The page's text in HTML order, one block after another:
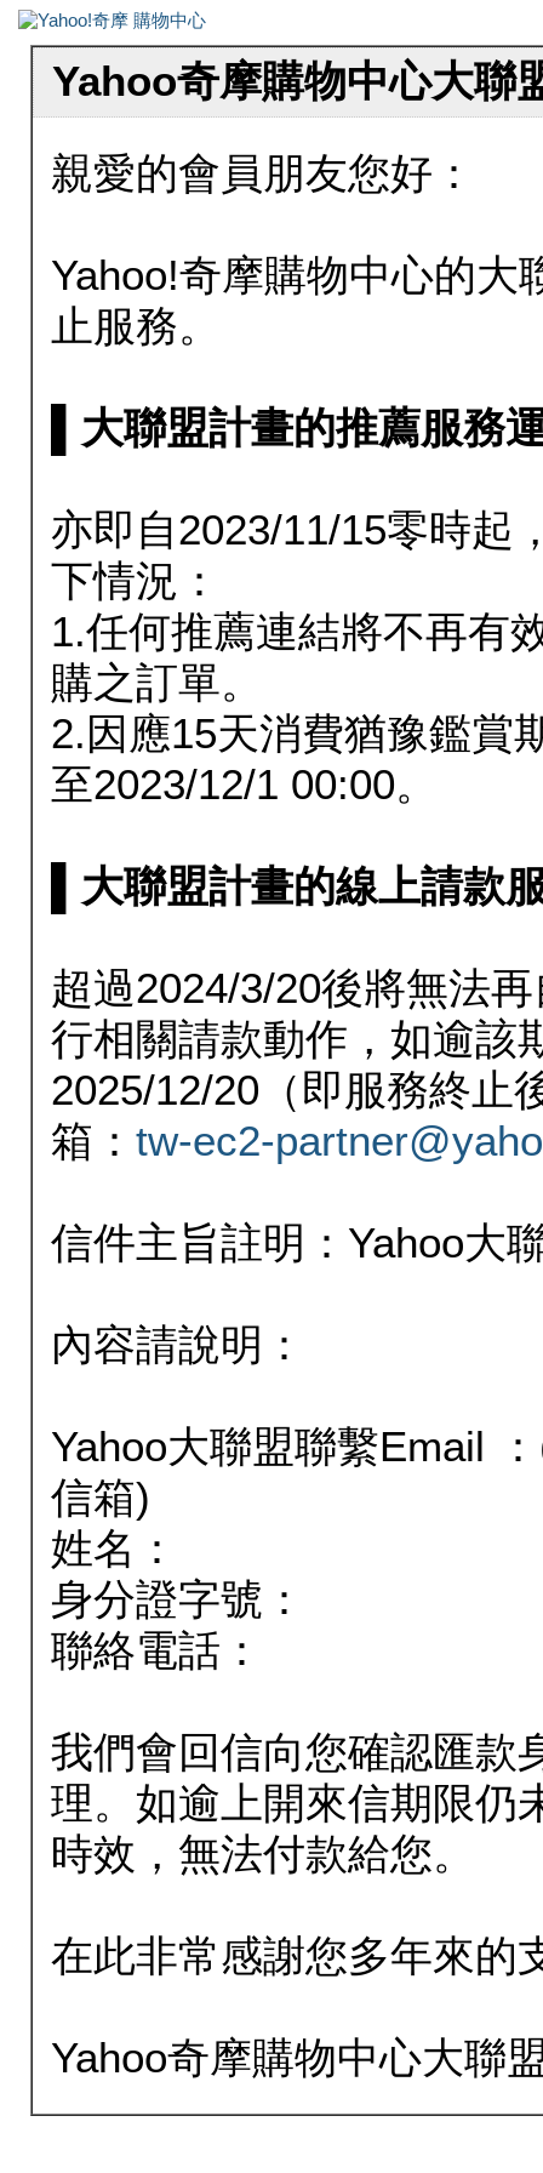
Yahoo奇摩購物中心大聯
親愛的會員朋友您好：
Yahoo!奇摩購物中心的大
止服務。
▌大聯盟計畫的推薦服務
亦即自2023/11/15零時起
下情況：
1.任何推薦連結將不再有
購之訂單。
2.因應15天消費猶豫鑑賞
至2023/12/1 00:00。
▌大聯盟計畫的線上請款
超過2024/3/20後將無法
行相關請款動作，如逾該
2025/12/20（即服務終止
箱： tw-ec2-
信件主旨註明：Yahoo大
內容請說明：
Yahoo大聯盟聯繫Email
信箱)
姓名：
身分證字號：
聯絡電話：
我們會回信向您確認匯款
理。如逾上開來信期限仍
時效，無法付款給您。
在此非常感謝您多年來的
Yahoo奇摩購物中心大